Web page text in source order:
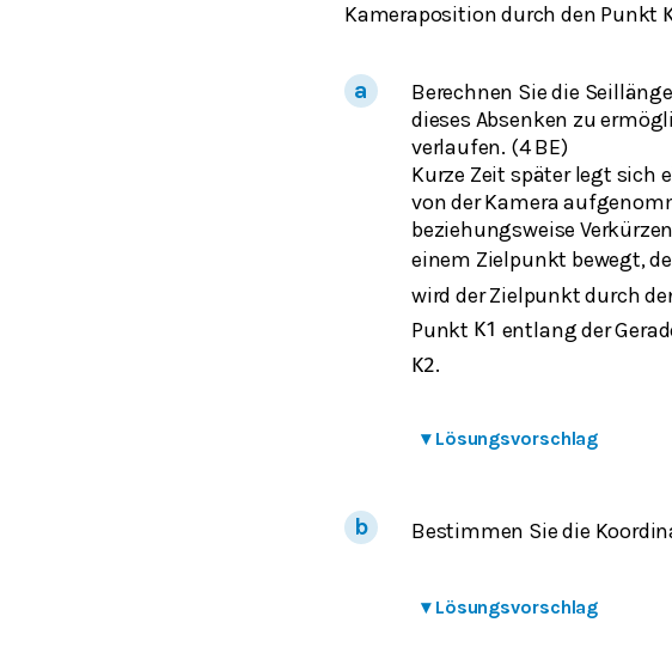
Kameraposition durch den Punkt
Berechnen Sie die
dieses Absenken zu
verlaufen. (4 BE)
Kurze Zeit später legt sich
von der Kamera
beziehungsweise
einem Zielpunkt bewegt,
wird der Zielpunkt durch
Punkt K1 entlang der
K2.
▾ Lösungsvorschlag
Bestimmen Sie die
▾ Lösungsvorschlag